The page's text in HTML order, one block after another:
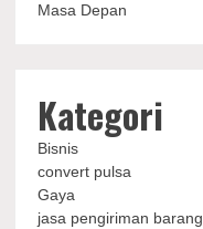
Masa Depan
Kategori
Bisnis
convert pulsa
Gaya
jasa pengiriman barang